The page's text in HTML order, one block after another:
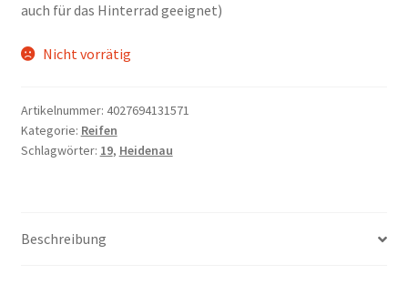
auch für das Hinterrad geeignet)
Nicht vorrätig
Artikelnummer: 4027694131571
Kategorie: Reifen
Schlagwörter: 19, Heidenau
Beschreibung